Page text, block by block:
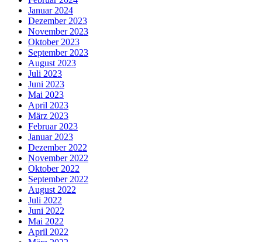
Januar 2024
Dezember 2023
November 2023
Oktober 2023
September 2023
August 2023
Juli 2023
Juni 2023
Mai 2023
April 2023
März 2023
Februar 2023
Januar 2023
Dezember 2022
November 2022
Oktober 2022
September 2022
August 2022
Juli 2022
Juni 2022
Mai 2022
April 2022